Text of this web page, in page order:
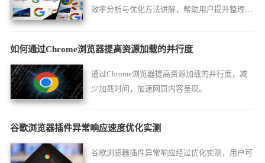
效率分析与优化方法讲解，帮助用户提升整理速
如何通过Chrome浏览器提高资源加载的并行度
通过Chrome浏览器提高资源加载的并行度，减
少加载时间，加速网页内容呈现。
谷歌浏览器插件异常响应速度优化实测
谷歌浏览器插件异常响应经过优化实测，用户可